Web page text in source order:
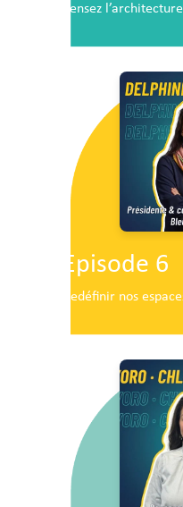
Pensez
Episode 6
Redéfinir nos